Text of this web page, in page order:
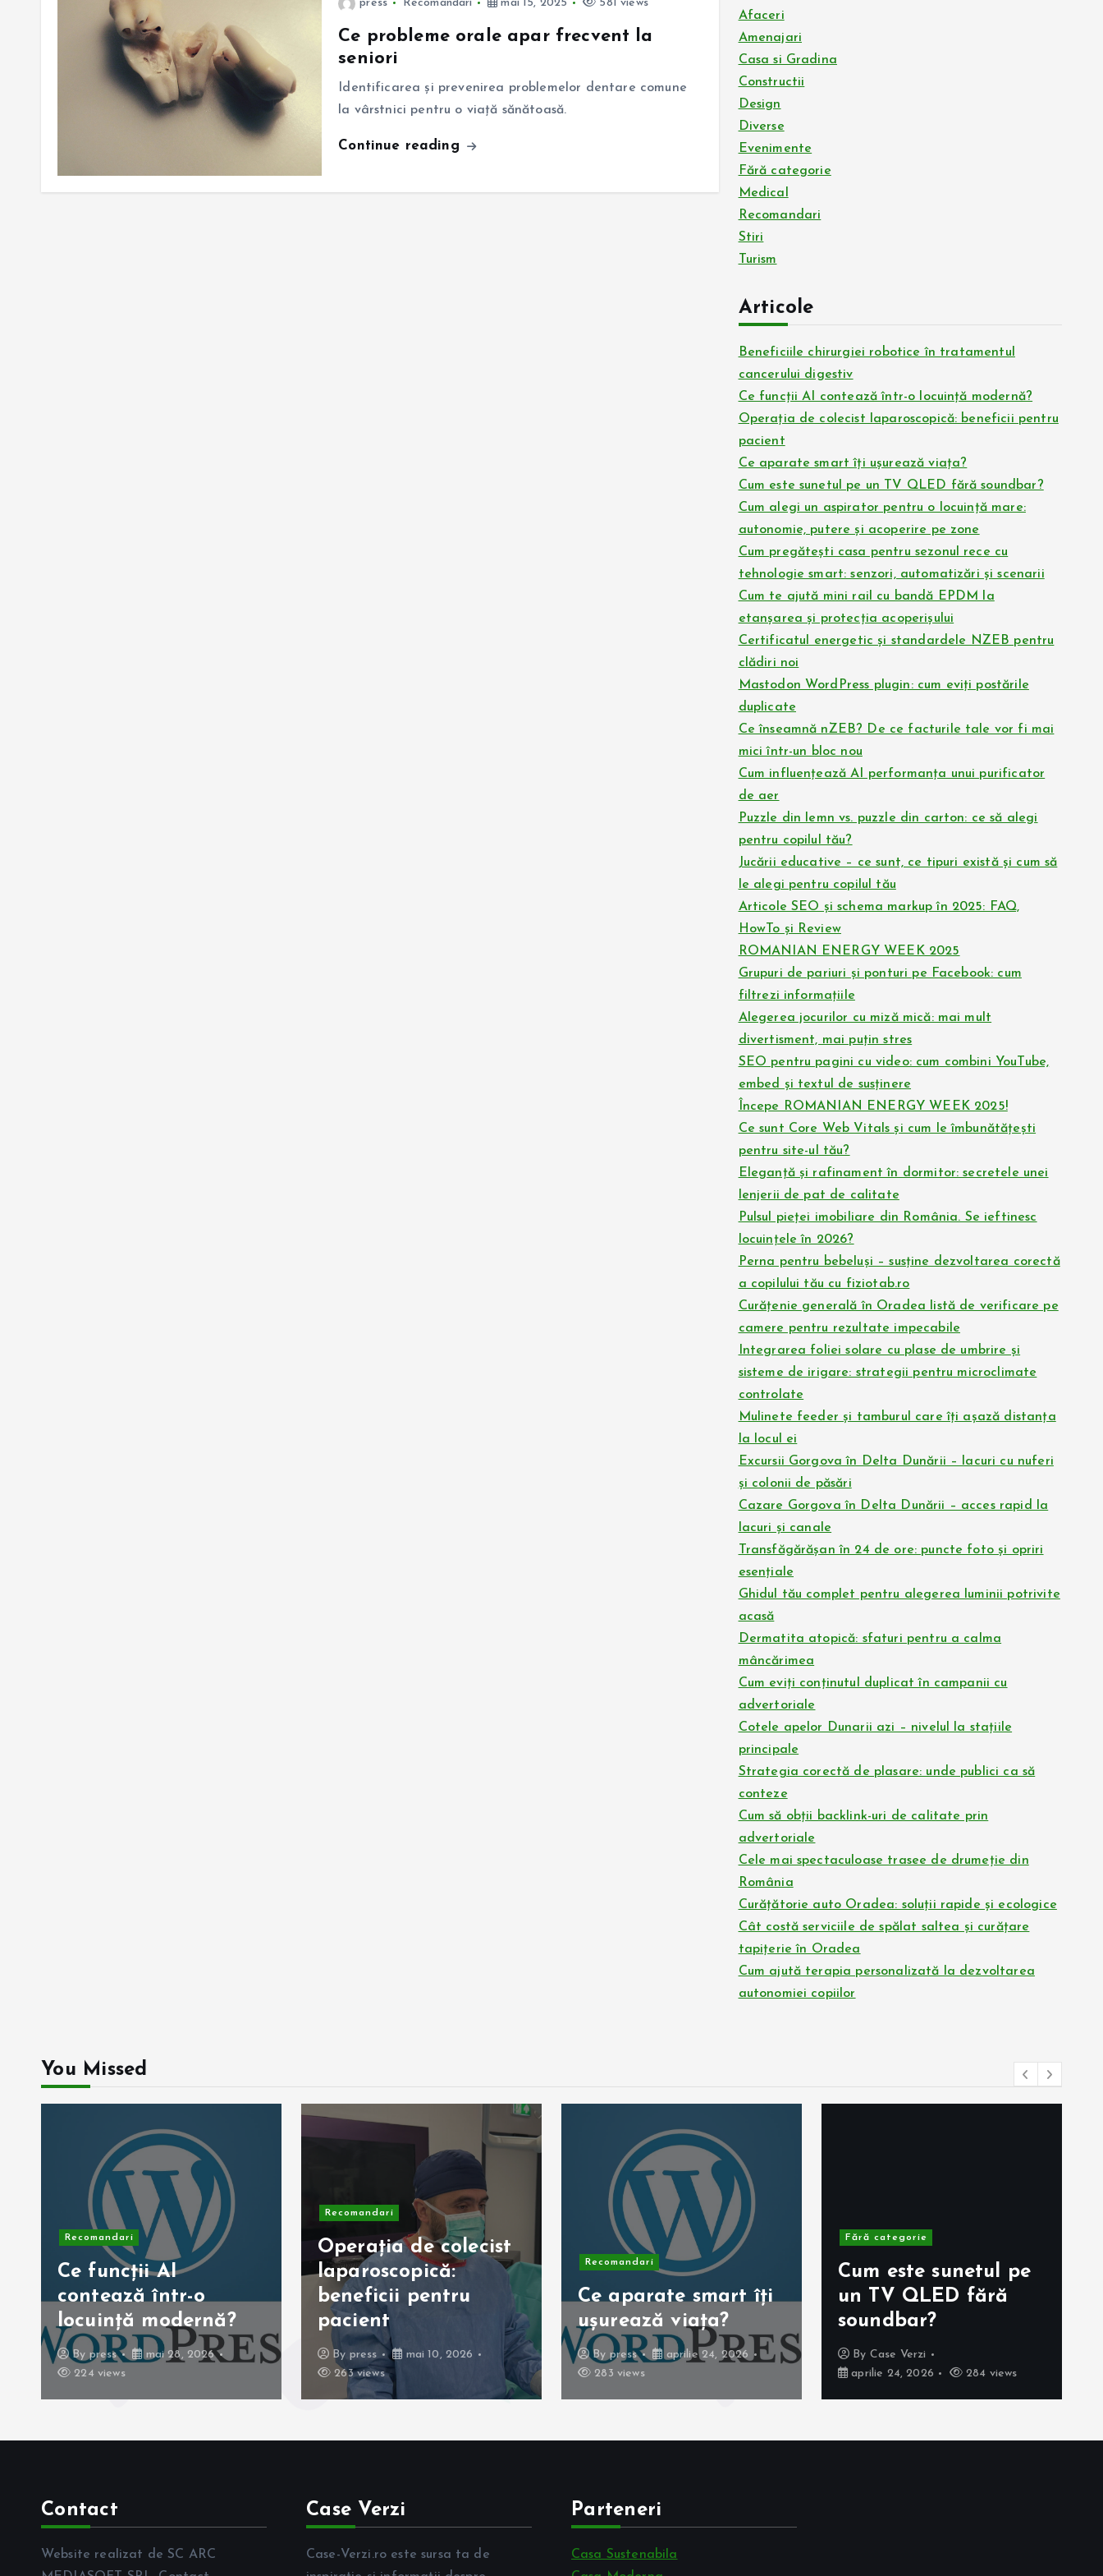
press Recomandari mai 15, 2025 581 views
Ce probleme orale apar frecvent la
seniori
Identificarea și prevenirea problemelor dentare comune
la vârstnici pentru o viață sănătoasă.
Continue reading
Afaceri
Amenajari
Casa si Gradina
Constructii
Design
Diverse
Evenimente
Fără categorie
Medical
Recomandari
Stiri
Turism
Articole
Beneficiile chirurgiei robotice în tratamentul
cancerului digestiv
Ce funcții AI contează într-o locuință modernă?
Operația de colecist laparoscopică: beneficii pentru
pacient
Ce aparate smart îți ușurează viața?
Cum este sunetul pe un TV QLED fără soundbar?
Cum alegi un aspirator pentru o locuință mare:
autonomie, putere și acoperire pe zone
Cum pregătești casa pentru sezonul rece cu
tehnologie smart: senzori, automatizări și scenarii
Cum te ajută mini rail cu bandă EPDM la
etanșarea și protecția acoperișului
Certificatul energetic și standardele NZEB pentru
clădiri noi
Mastodon WordPress plugin: cum eviți postările
duplicate
Ce înseamnă nZEB? De ce facturile tale vor fi mai
mici într-un bloc nou
Cum influențează AI performanța unui purificator
de aer
Puzzle din lemn vs. puzzle din carton: ce să alegi
pentru copilul tău?
Jucării educative – ce sunt, ce tipuri există și cum să
le alegi pentru copilul tău
Articole SEO și schema markup în 2025: FAQ,
HowTo și Review
ROMANIAN ENERGY WEEK 2025
Grupuri de pariuri și ponturi pe Facebook: cum
filtrezi informațiile
Alegerea jocurilor cu miză mică: mai mult
divertisment, mai puțin stres
SEO pentru pagini cu video: cum combini YouTube,
embed și textul de susținere
Începe ROMANIAN ENERGY WEEK 2025!
Ce sunt Core Web Vitals și cum le îmbunătățești
pentru site-ul tău?
Eleganță și rafinament în dormitor: secretele unei
lenjerii de pat de calitate
Pulsul pieței imobiliare din România. Se ieftinesc
locuințele în 2026?
Perna pentru bebeluși – susține dezvoltarea corectă
a copilului tău cu fiziotab.ro
Curățenie generală în Oradea listă de verificare pe
camere pentru rezultate impecabile
Integrarea foliei solare cu plase de umbrire și
sisteme de irigare: strategii pentru microclimate
controlate
Mulinete feeder și tamburul care îți așază distanța
la locul ei
Excursii Gorgova în Delta Dunării – lacuri cu nuferi
și colonii de păsări
Cazare Gorgova în Delta Dunării – acces rapid la
lacuri și canale
Transfăgărășan în 24 de ore: puncte foto și opriri
esențiale
Ghidul tău complet pentru alegerea luminii potrivite
acasă
Dermatita atopică: sfaturi pentru a calma
mâncărimea
Cum eviți conținutul duplicat în campanii cu
advertoriale
Cotele apelor Dunarii azi – nivelul la stațiile
principale
Strategia corectă de plasare: unde publici ca să
conteze
Cum să obții backlink-uri de calitate prin
advertoriale
Cele mai spectaculoase trasee de drumeție din
România
Curățătorie auto Oradea: soluții rapide și ecologice
Cât costă serviciile de spălat saltea și curățare
tapițerie în Oradea
Cum ajută terapia personalizată la dezvoltarea
autonomiei copiilor
You Missed
Recomandari
Ce funcții AI
contează într-o
locuință modernă?
By press
mai 28, 2026
224 views
Recomandari
Operația de colecist
laparoscopică:
beneficii pentru
pacient
By press
mai 10, 2026
263 views
Recomandari
Ce aparate smart îți
ușurează viața?
By press
aprilie 24, 2026
283 views
Fără categorie
Cum este sunetul pe
un TV QLED fără
soundbar?
By Case Verzi
aprilie 24, 2026
284 views
Contact
Website realizat de SC ARC
Case Verzi
Case-Verzi.ro este sursa ta de
Parteneri
Casa Sustenabila